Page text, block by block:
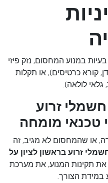
במנוע המחסום, נזק פיזי
קורא כרטיסים), או תקלות
גלאי לולאה).
זרוע
טכנאי מומחה
או שהמחסום לא מגיב, זה
זרוע בראשון לציון על
את תקינות המנוע, את מערכת
במידת הצורך.